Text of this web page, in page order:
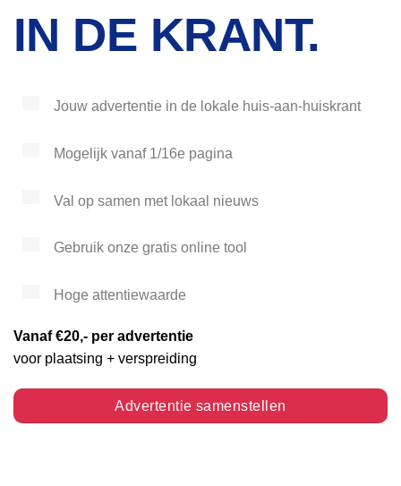
IN DE KRANT.
Jouw advertentie in de lokale huis-aan-huiskrant
Mogelijk vanaf 1/16e pagina
Val op samen met lokaal nieuws
Gebruik onze gratis online tool
Hoge attentiewaarde
Vanaf €20,- per advertentie
voor plaatsing + verspreiding
Advertentie samenstellen